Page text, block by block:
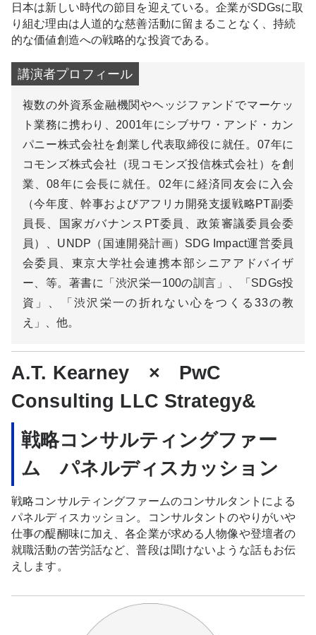
日本は新しい時代の節目を迎えている。企業がSDGsに取
り組む理由は人道的な慈善活動に留まることなく、持続
的な価値創造への戦略的な投資である。
複数の外資系金融機関やヘッジファンドでマーケッ
ト業務に携わり、2001年にシブサワ・アンド・カン
パニー株式会社を創業し代表取締役に就任。07年に
コモンズ株式会社（現コモンズ投信株式会社）を創
業、08年に会長に就任。02年に経済同友会に入会
（今年度、幹事およびアフリカ開発支援戦略PT副委
員長、国家ガバナンスPT委員、政策審議委員会委
員）、UNDP（国連開発計画）SDG Impact運営委員
会委員、東京大学社会連携本部シニアアドバイザ
ー、等。著書に「渋沢栄一100の訓言」、「SDGs投
資」、「渋沢栄一の折れない心をつくる33の教
え」、他。
A.T. Kearney × PwC
Consulting LLC Strategy&
戦略コンサルティングファー
ム パネルディスカッション
戦略コンサルティングファームのコンサルタントによる
パネルディスカッション。コンサルタントのやりがいや
仕事の醍醐味に加え、各企業が求める人物像や登壇者の
就職活動の苦労話など、普段は聞けないような話もお伝
えします。